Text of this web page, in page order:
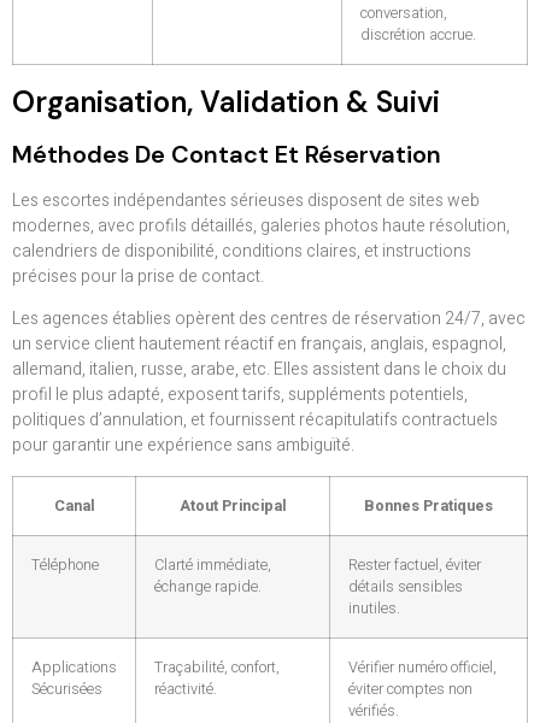
conversation,
discrétion accrue.
Organisation, Validation & Suivi
Méthodes De Contact Et Réservation
Les escortes indépendantes sérieuses disposent de sites web
modernes, avec profils détaillés, galeries photos haute résolution,
calendriers de disponibilité, conditions claires, et instructions
précises pour la prise de contact.
Les agences établies opèrent des centres de réservation 24/7, avec
un service client hautement réactif en français, anglais, espagnol,
allemand, italien, russe, arabe, etc. Elles assistent dans le choix du
profil le plus adapté, exposent tarifs, suppléments potentiels,
politiques d’annulation, et fournissent récapitulatifs contractuels
pour garantir une expérience sans ambiguïté.
Canal Atout Principal Bonnes Pratiques
Téléphone
Clarté immédiate,
échange rapide.
Rester factuel, éviter
détails sensibles
inutiles.
Applications
Sécurisées
Traçabilité, confort,
réactivité.
Vérifier numéro officiel,
éviter comptes non
vérifiés.